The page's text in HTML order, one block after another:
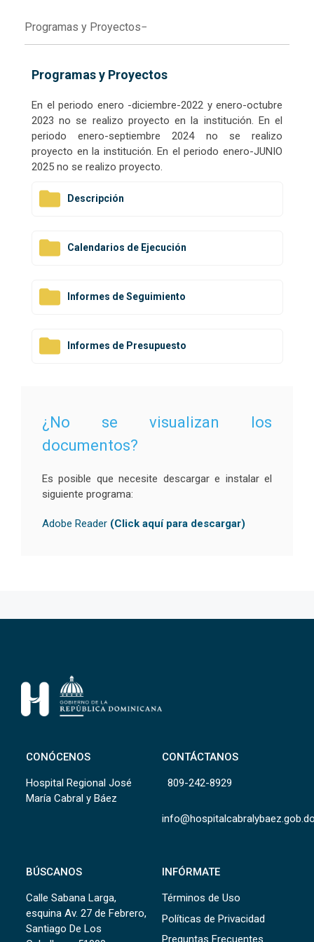
Programas y Proyectos
Programas y Proyectos
En el periodo enero -diciembre-2022 y enero-octubre
2023 no se realizo proyecto en la institución. En el
periodo enero-septiembre 2024 no se realizo
proyecto en la institución. En el periodo enero-JUNIO
2025 no se realizo proyecto.
Descripción
Calendarios de Ejecución
Informes de Seguimiento
Informes de Presupuesto
¿No se visualizan los
documentos?
Es posible que necesite descargar e instalar el
siguiente programa:
Adobe Reader (Click aquí para descargar)
CONÓCENOS
Hospital Regional José
María Cabral y Báez
CONTÁCTANOS
809-242-8929
BÚSCANOS
Calle Sabana Larga,
esquina Av. 27 de Febrero,
Santiago De Los
INFÓRMATE
Términos de Uso
Políticas de Privacidad
Preguntas Frecuentes